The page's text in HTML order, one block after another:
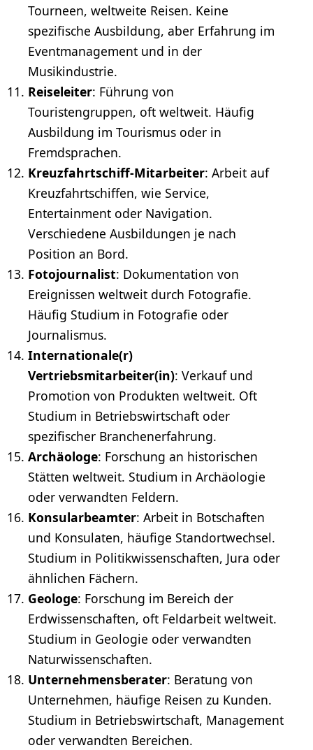
Tourneen, weltweite Reisen. Keine
spezifische Ausbildung, aber Erfahrung im
Eventmanagement und in der
Musikindustrie.
Reiseleiter: Führung von
Touristengruppen, oft weltweit. Häufig
Ausbildung im Tourismus oder in
Fremdsprachen.
Kreuzfahrtschiff-Mitarbeiter: Arbeit auf
Kreuzfahrtschiffen, wie Service,
Entertainment oder Navigation.
Verschiedene Ausbildungen je nach
Position an Bord.
Fotojournalist: Dokumentation von
Ereignissen weltweit durch Fotografie.
Häufig Studium in Fotografie oder
Journalismus.
Internationale(r)
Vertriebsmitarbeiter(in): Verkauf und
Promotion von Produkten weltweit. Oft
Studium in Betriebswirtschaft oder
spezifischer Branchenerfahrung.
Archäologe: Forschung an historischen
Stätten weltweit. Studium in Archäologie
oder verwandten Feldern.
Konsularbeamter: Arbeit in Botschaften
und Konsulaten, häufige Standortwechsel.
Studium in Politikwissenschaften, Jura oder
ähnlichen Fächern.
Geologe: Forschung im Bereich der
Erdwissenschaften, oft Feldarbeit weltweit.
Studium in Geologie oder verwandten
Naturwissenschaften.
Unternehmensberater: Beratung von
Unternehmen, häufige Reisen zu Kunden.
Studium in Betriebswirtschaft, Management
oder verwandten Bereichen.